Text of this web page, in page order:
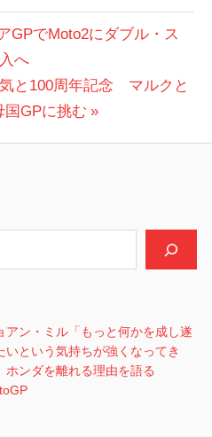
でMoto2にダブル・ス
へ
気と100周年記念 マルクと
GPに挑む
アン・ミル「もっと何かを成し遂
いという気持ちが強くなってき
ホンダを離れる理由を語る